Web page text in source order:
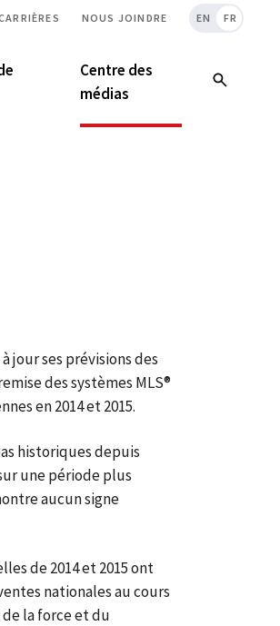
NOUS JOINDRE EN FR
Centre des
médias
jour ses prévisions des
des systèmes MLS®
en 2014 et 2015.
historiques depuis
une période plus
aucun signe
de 2014 et 2015 ont
nationales au cours
la force et du